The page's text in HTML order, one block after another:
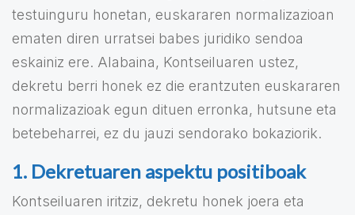
testuinguru honetan, euskararen normalizazioan
ematen diren urratsei babes juridiko sendoa
eskainiz ere. Alabaina, Kontseiluaren ustez,
dekretu berri honek ez die erantzuten euskararen
normalizazioak egun dituen erronka, hutsune eta
betebeharrei, ez du jauzi sendorako bokaziorik.
1. Dekretuaren aspektu positiboak
Kontseiluaren iritziz, dekretu honek joera eta